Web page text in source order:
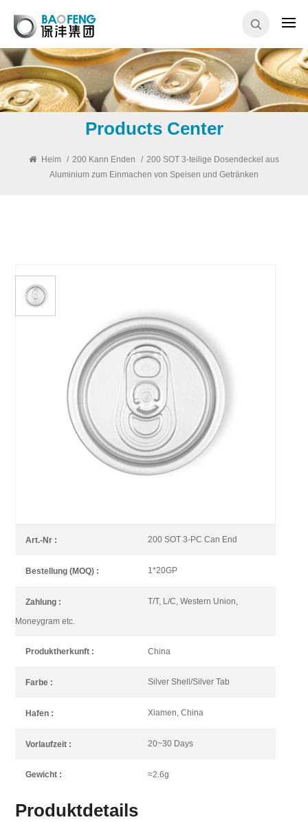
Products Center
Heim / 200 Kann Enden / 200 SOT 3-teilige Dosendeckel aus
Aluminium zum Einmachen von Speisen und Getränken
200 SOT 3-Teilige Dosendeckel
Aus Aluminium Zum
Einmachen Von Speisen Und
Getränken
200 Dia Beverage EOE (Aluminium), Typ „Stay-on-Tab“ (SOT),
geeignet für 3-teilige Dosen Saft, Kaffee und Getränkeverpackungen.
Art.-Nr : 200 SOT 3-PC Can End
Bestellung (MOQ) : 1*20GP
Zahlung : T/T, L/C, Western Union,
Moneygram etc.
Produktherkunft : China
Farbe : Silver Shell/Silver Tab
Hafen : Xiamen, China
Vorlaufzeit : 20~30 Days
Gewicht : ≈2.6g
Produktdetails